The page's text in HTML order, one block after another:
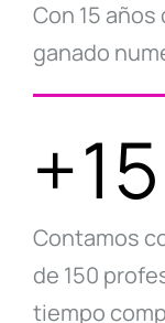
Con 15
ganado
Contamos
de 150
tiempo